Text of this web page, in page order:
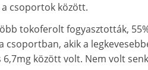
csoportok között.
tokoferolt fogyasztották,
csoportban, akik a
6,7mg között volt. Nem volt